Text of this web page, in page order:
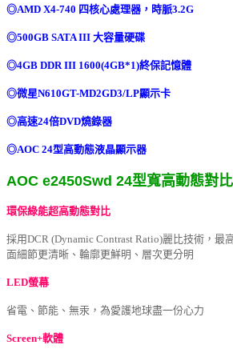
◎AMD X4-740 四核心處理器，時脈3.2G
◎500GB SATA III 大容量硬碟
◎4GB DDR III 1600(4GB*1)終保記憶體
◎微星N610GT-MD2GD3/LP顯示卡
◎高速24倍DVD燒錄器
◎AOC 24型高動態液晶顯示器
AOC e2450Swd 24型寬高動態對
環保綠能超高動態對比
採用DCR (Dynamic Contrast Ratio)麗比技術，最
面細節更清晰、輪廓更鮮明、層次更分明
LED螢幕
省電、節能、無汞，為愛護地球盡一份心力
Screen+軟體